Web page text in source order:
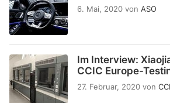
6. Mai, 2020 von ASO
Im Interview:
CCIC Europe-
27. Februar, 2020 von